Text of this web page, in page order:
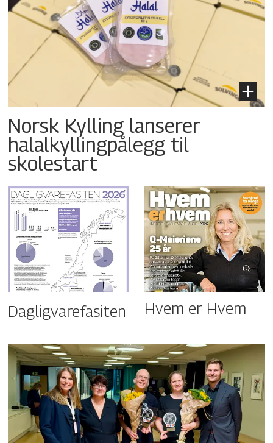
Norsk Kylling lanserer
halalkyllingpålegg til
skolestart
Dagligvarefasiten Hvem er Hvem